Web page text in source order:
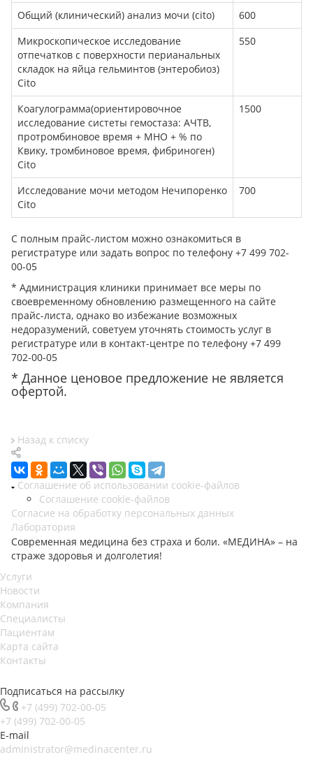
Общий (клинический) анализ мочи (cito)
600
Микроскопическое исследование
отпечатков с поверхности перианальных
складок на яйца гельминтов (энтеробиоз)
Cito
550
Коагулограмма(ориентировочное
исследование систеты гемостаза: АЧТВ,
протромбиновое время + МНО + % по
Квику, тромбиновое время, фибриноген)
Cito
1500
Исследование мочи методом Нечипоренко
Cito
700
С полным прайс-листом можно ознакомиться в
регистратуре или задать вопрос по телефону +7 499 702-
00-05
* Администрация клиники принимает все меры по
своевременному обновлению размещенного на сайте
прайс-листа, однако во избежание возможных
недоразумений, советуем уточнять стоимость услуг в
регистратуре или в контакт-центре по телефону +7 499
702-00-05
* Данное ценовое предложение не является
офертой.
Назад к списку
Соглашение об использовании cookie-файлов
Соглашение cookie-файлов
Согласие на обработку персональных данных
Лаборатория
Современная медицина без страха и боли. «МЕДИНА» – на
страже здоровья и долголетия!
Услуги
Новости
Компания
Специалисты
Пациентам
Карта сайта
Контакты
Подписаться на рассылку
+7 (499) 702-00-05
+7 (499) 702-00-05
E-mail
administrator@medinacenter.ru